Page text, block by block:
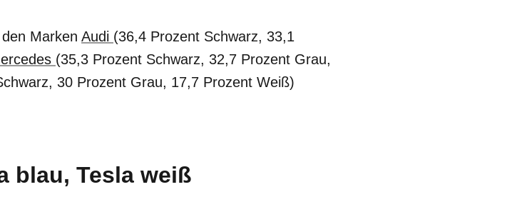
Marken Audi (36,4 Prozent Schwarz, 33,1
(35,3 Prozent Schwarz, 32,7 Prozent Grau,
30 Prozent Grau, 17,7 Prozent Weiß)
blau, Tesla weiß